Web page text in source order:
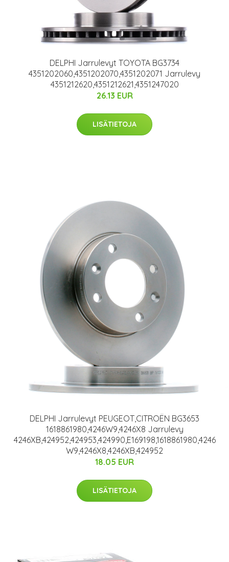
DELPHI Jarrulevyt TOYOTA BG3734
4351202060,4351202070,4351202071 Jarrulevy
4351212620,4351212621,4351247020
26.13 EUR
LISÄTIETOJA
DELPHI Jarrulevyt PEUGEOT,CITROËN BG3653
1618861980,4246W9,4246X8 Jarrulevy
4246XB,424952,424953,424990,E169198,1618861980,4246
W9,4246X8,4246XB,424952
18.05 EUR
LISÄTIETOJA